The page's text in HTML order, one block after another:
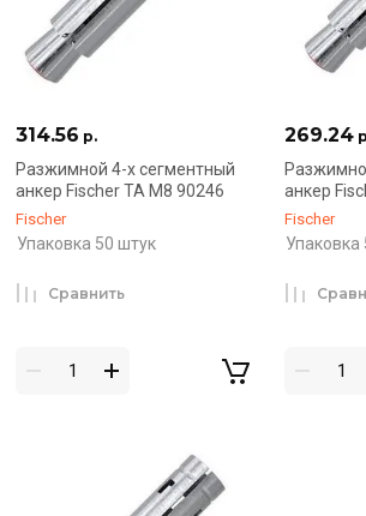
314.56 р.
Разжимной 4-х сегментный
анкер Fischer TA M8 90246
Fischer
Упаковка 50 штук
Сравнить
269.24
анкер
Fischer
Упаковка